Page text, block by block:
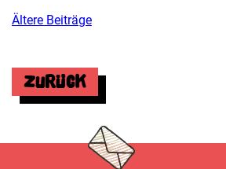
Beitragsnavigation
Ältere Beiträge
Zurück